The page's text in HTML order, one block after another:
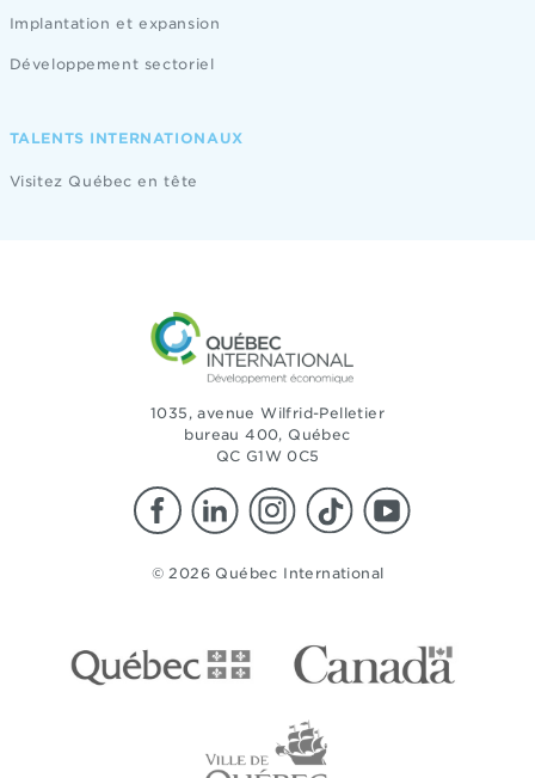
Implantation et expansion
Développement sectoriel
TALENTS INTERNATIONAUX
Visitez Québec en tête
1035, avenue Wilfrid-Pelletier
bureau 400, Québec
QC G1W 0C5
© 2026 Québec International